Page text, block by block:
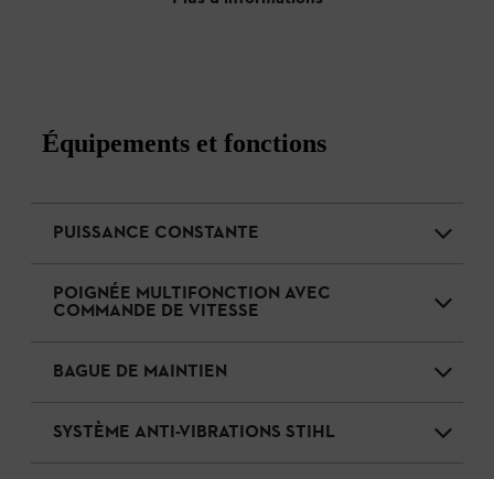
Équipements et fonctions
PUISSANCE CONSTANTE
POIGNÉE MULTIFONCTION AVEC
COMMANDE DE VITESSE
BAGUE DE MAINTIEN
SYSTÈME ANTI-VIBRATIONS STIHL